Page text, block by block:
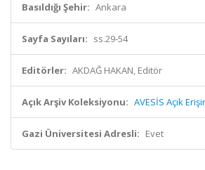
Basıldığı Şehir: Ankara
Sayfa Sayıları: ss.29-54
Editörler: AKDAĞ HAKAN, Editör
Açık Arşiv Koleksiyonu: AVESİS Açık
Gazi Üniversitesi Adresli: Evet